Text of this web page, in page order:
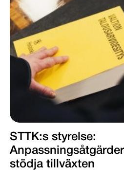
STTK:s styrelse:
stödja tillväxten